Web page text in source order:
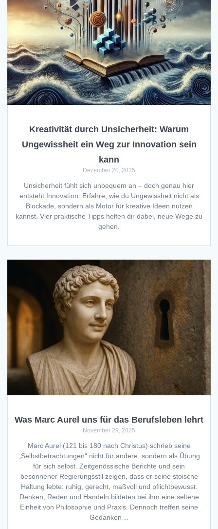
Kreativität durch Unsicherheit: Warum
Ungewissheit ein Weg zur Innovation sein
kann
Dezember 20, 2025
Unsicherheit fühlt sich unbequem an – doch genau hier
entsteht Innovation. Erfahre, wie du Ungewissheit nicht als
Blockade, sondern als Motor für kreative Ideen nutzen
kannst. Vier praktische Tipps helfen dir dabei, neue Wege zu
gehen.
Was Marc Aurel uns für das Berufsleben lehrt
November 29, 2025
Marc Aurel (121 bis 180 nach Christus) schrieb seine
„Selbstbetrachtungen“ nicht für andere, sondern als Übung
für sich selbst. Zeitgenössische Berichte und sein
besonnener Regierungsstil zeigen, dass er seine stoische
Haltung lebte: ruhig, gerecht, maßvoll und pflichtbewusst.
Denken, Reden und Handeln bildeten bei ihm eine seltene
Einheit von Philosophie und Praxis. Dennoch treffen seine
Gedanken…